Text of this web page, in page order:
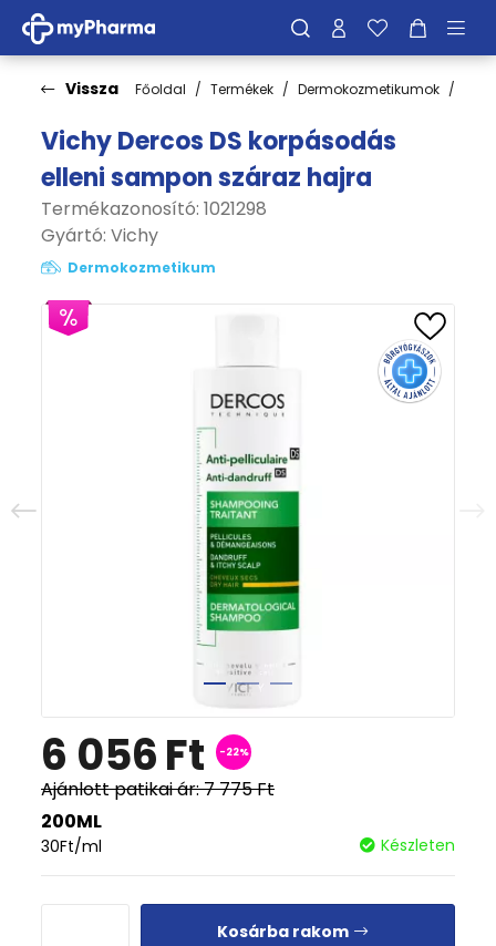
Vissza Főoldal Termékek Dermokozmetikumok
Vichy Dercos DS korpásodás
elleni sampon száraz hajra
Termékazonosító: 1021298
Gyártó: Vichy
Dermokozmetikum
6 056Ft -22%
Ajánlott patikai ár:7 775Ft
200ML
30Ft/ml Készleten
Kosárba rakom